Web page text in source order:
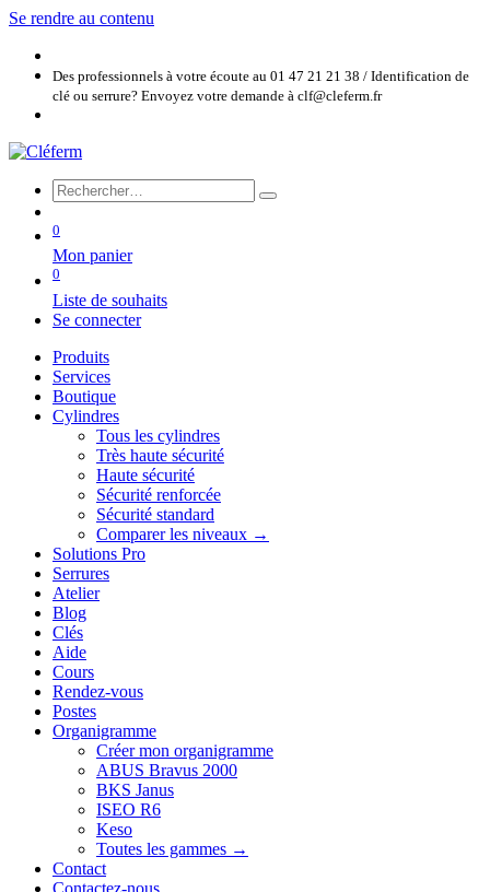
Se rendre au contenu
Des professionnels à votre écoute au 01 47 21 21 38 / Identification de
clé ou serrure? Envoyez votre demande à clf@cleferm.fr
0
Mon panier
0
Liste de souhaits
Se connecter
Produits
Services
Boutique
Cylindres
Tous les cylindres
Très haute sécurité
Haute sécurité
Sécurité renforcée
Sécurité standard
Comparer les niveaux →
Solutions Pro
Serrures
Atelier
Blog
Clés
Aide
Cours
Rendez-vous
Postes
Organigramme
Créer mon organigramme
ABUS Bravus 2000
BKS Janus
ISEO R6
Keso
Toutes les gammes →
Contact
Contactez-nous